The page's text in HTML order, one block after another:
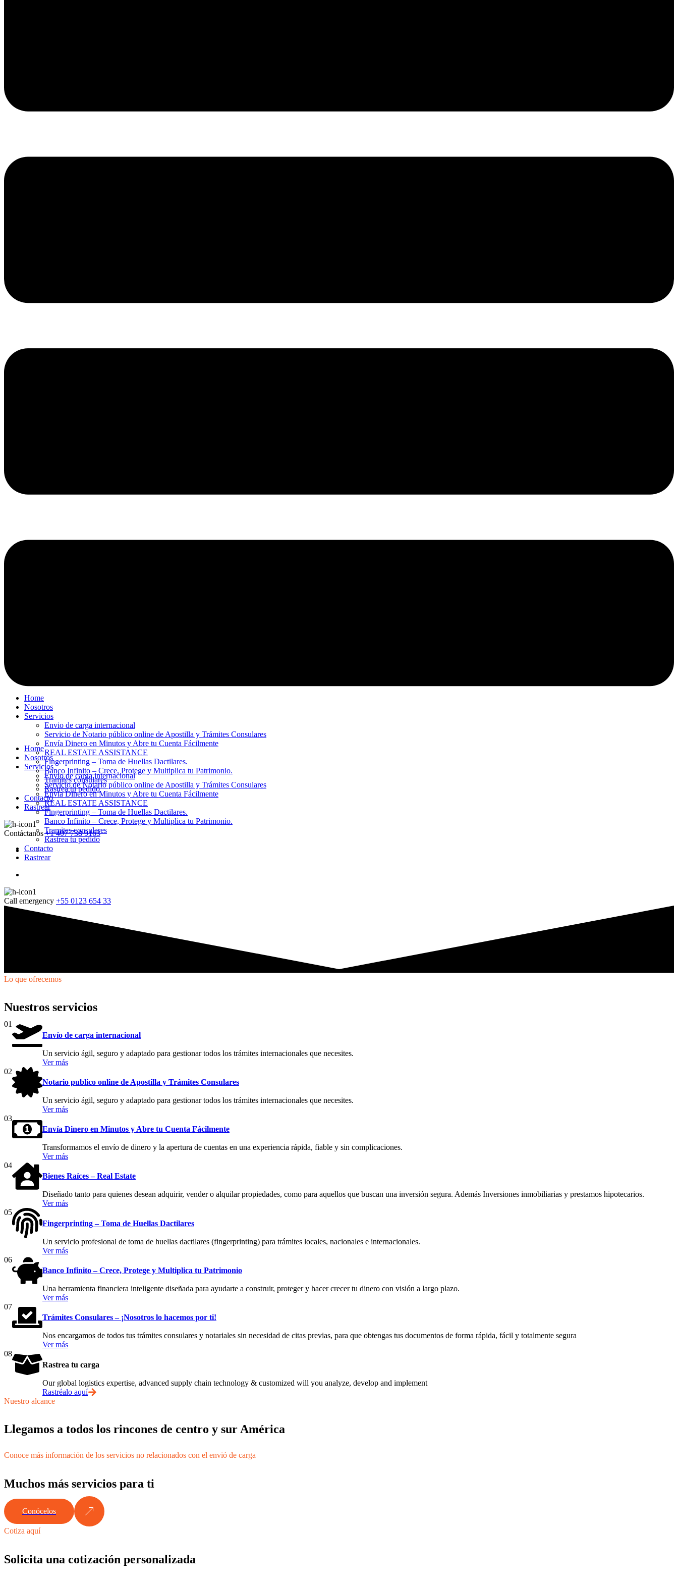
Home
Nosotros
Servicios
Envio de carga internacional
Servicio de Notario público online de Apostilla y Trámites Consulares
Envía Dinero en Minutos y Abre tu Cuenta Fácilmente
REAL ESTATE ASSISTANCE
Fingerprinting – Toma de Huellas Dactilares.
Banco Infinito – Crece, Protege y Multiplica tu Patrimonio.
Tramites consulares
Rastrea tu pedido
Contacto
Rastrear
Contáctanos +1 407 738 9163
Home
Nosotros
Servicios
Envio de carga internacional
Servicio de Notario público online de Apostilla y Trámites Consulares
Envía Dinero en Minutos y Abre tu Cuenta Fácilmente
REAL ESTATE ASSISTANCE
Fingerprinting – Toma de Huellas Dactilares.
Banco Infinito – Crece, Protege y Multiplica tu Patrimonio.
Tramites consulares
Rastrea tu pedido
Contacto
Rastrear
Call emergency +55 0123 654 33
Lo que ofrecemos
Nuestros servicios
01
Envío de carga internacional
Un servicio ágil, seguro y adaptado para gestionar todos los trámites internacionales que necesites.
Ver más
02
Notario publico online de Apostilla y Trámites Consulares
Un servicio ágil, seguro y adaptado para gestionar todos los trámites internacionales que necesites.
Ver más
03
Envía Dinero en Minutos y Abre tu Cuenta Fácilmente
Transformamos el envío de dinero y la apertura de cuentas en una experiencia rápida, fiable y sin complicaciones.
Ver más
04
Bienes Raíces – Real Estate
Diseñado tanto para quienes desean adquirir, vender o alquilar propiedades, como para aquellos que buscan una inversión segura. Además Inversiones inmobiliarias y prestamos hipotecarios.
Ver más
05
Fingerprinting – Toma de Huellas Dactilares
Un servicio profesional de toma de huellas dactilares (fingerprinting) para trámites locales, nacionales e internacionales.
Ver más
06
Banco Infinito – Crece, Protege y Multiplica tu Patrimonio
Una herramienta financiera inteligente diseñada para ayudarte a construir, proteger y hacer crecer tu dinero con visión a largo plazo.
Ver más
07
Trámites Consulares – ¡Nosotros lo hacemos por ti!
Nos encargamos de todos tus trámites consulares y notariales sin necesidad de citas previas, para que obtengas tus documentos de forma rápida, fácil y totalmente segura
Ver más
08
Rastrea tu carga
Our global logistics expertise, advanced supply chain technology & customized will you analyze, develop and implement
Rastréalo aquí
Nuestro alcance
Llegamos a todos los rincones de centro y sur América
Conoce más información de los servicios no relacionados con el envió de carga
Muchos más servicios para ti
Conócelos
Cotiza aquí
Solicita una cotización personalizada